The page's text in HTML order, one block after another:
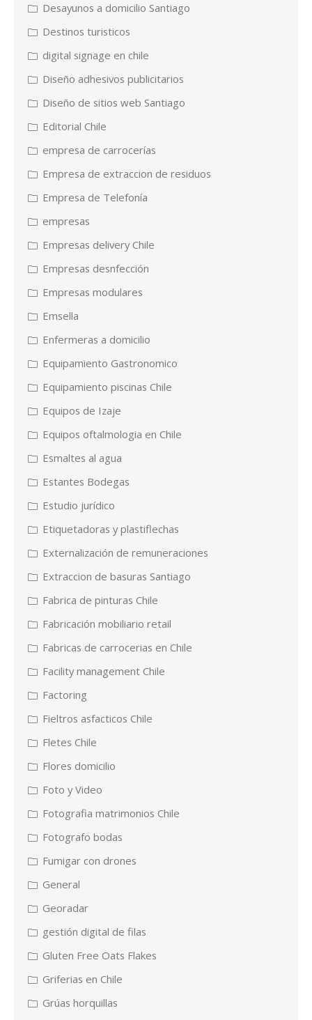
Desayunos a domicilio Santiago
Destinos turisticos
digital signage en chile
Diseño adhesivos publicitarios
Diseño de sitios web Santiago
Editorial Chile
empresa de carrocerías
Empresa de extraccion de residuos
Empresa de Telefonía
empresas
Empresas delivery Chile
Empresas desnfección
Empresas modulares
Emsella
Enfermeras a domicilio
Equipamiento Gastronomico
Equipamiento piscinas Chile
Equipos de Izaje
Equipos oftalmologia en Chile
Esmaltes al agua
Estantes Bodegas
Estudio jurídico
Etiquetadoras y plastiflechas
Externalización de remuneraciones
Extraccion de basuras Santiago
Fabrica de pinturas Chile
Fabricación mobiliario retail
Fabricas de carrocerias en Chile
Facility management Chile
Factoring
Fieltros asfacticos Chile
Fletes Chile
Flores domicilio
Foto y Video
Fotografia matrimonios Chile
Fotografo bodas
Fumigar con drones
General
Georadar
gestión digital de filas
Gluten Free Oats Flakes
Griferias en Chile
Grúas horquillas